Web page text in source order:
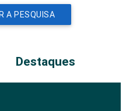
A PESQUISA
Destaques